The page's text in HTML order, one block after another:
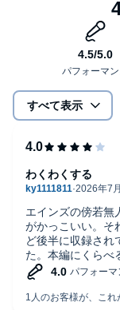
すべて表示
エインズの傍若無
がかっこいい。そ
ど後半に収録され
た。本編にくらべ
わくわくする